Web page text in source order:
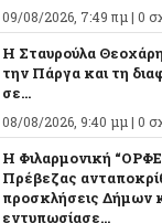
09/08/2026, 7:49 πμ | 0
Η Σταυρούλα
την Πάργα και τη
σε...
08/08/2026, 9:40 μμ | 0
Η Φιλαρμονική
Πρέβεζας
προσκλήσεις Δήμων
εντυπωσίασε...